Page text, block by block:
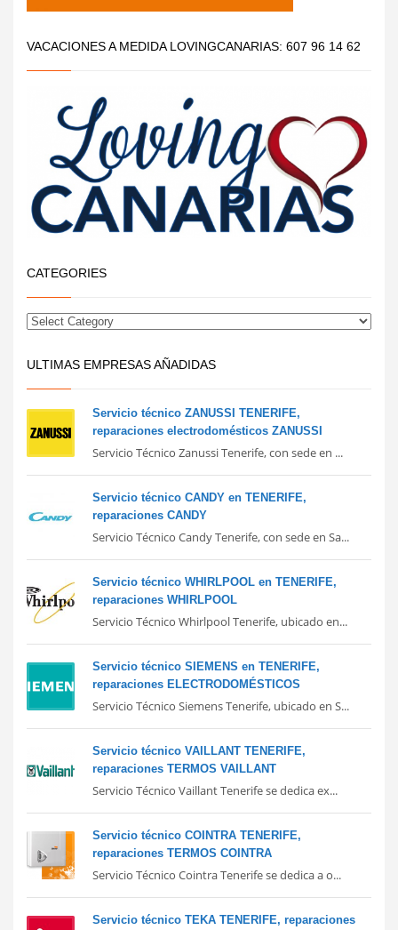
VACACIONES A MEDIDA LOVINGCANARIAS: 607 96 14 62
CATEGORIES
ULTIMAS EMPRESAS AÑADIDAS
Servicio técnico ZANUSSI TENERIFE,
reparaciones electrodomésticos ZANUSSI
Servicio Técnico Zanussi Tenerife, con sede en ...
Servicio técnico CANDY en TENERIFE,
reparaciones CANDY
Servicio Técnico Candy Tenerife, con sede en Sa...
Servicio técnico WHIRLPOOL en TENERIFE,
reparaciones WHIRLPOOL
Servicio Técnico Whirlpool Tenerife, ubicado en...
Servicio técnico SIEMENS en TENERIFE,
reparaciones ELECTRODOMÉSTICOS
Servicio Técnico Siemens Tenerife, ubicado en S...
Servicio técnico VAILLANT TENERIFE,
reparaciones TERMOS VAILLANT
Servicio Técnico Vaillant Tenerife se dedica ex...
Servicio técnico COINTRA TENERIFE,
reparaciones TERMOS COINTRA
Servicio Técnico Cointra Tenerife se dedica a o...
Servicio técnico TEKA TENERIFE, reparaciones